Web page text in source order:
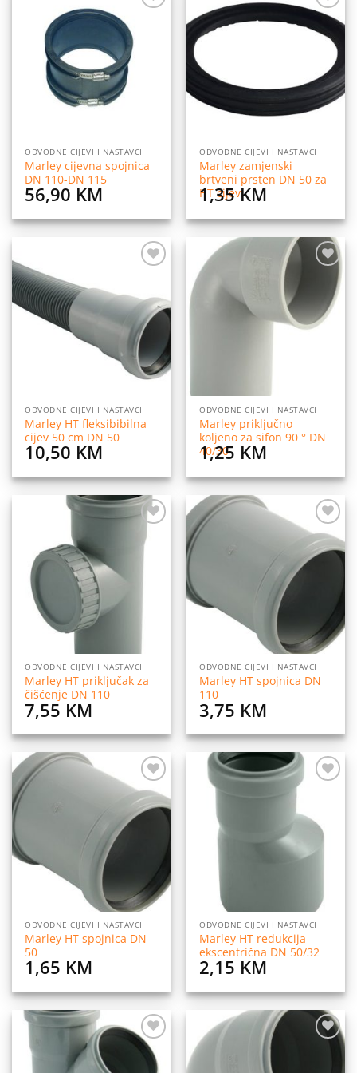
ODVODNE CIJEVI I NASTAVCI
Marley cijevna spojnica
DN 110-DN 115
56,90 KM
Dodaj
na
listu
ODVODNE CIJEVI I NASTAVCI
Marley zamjenski
brtveni prsten DN 50 za
HT cijevi
1,35KM
listu
želja
ODVODNE CIJEVI I NASTAVCI
Marley HT fleksibibilna
cijev 50 cm DN 50
10,50 KM
Dodaj
listu
želja
ODVODNE CIJEVI I NASTAVCI
Marley priključno
koljeno za sifon 90 ° DN
40/30
1,25 KM
na
ODVODNE CIJEVI I NASTAVCI
Marley HT priključak za
čišćenje DN 110
7,55 KM
Dodaj
na
listu
ODVODNE CIJEVI I NASTAVCI
Marley HT spojnica DN
110
3,75 KM
Dodaj
na
listu
ODVODNE CIJEVI I NASTAVCI
Marley HT spojnica DN
50
1,65 KM
želja
ODVODNE CIJEVI I NASTAVCI
Marley HT redukcija
ekscentrična DN 50/32
2,15 KM
Dodaj
na